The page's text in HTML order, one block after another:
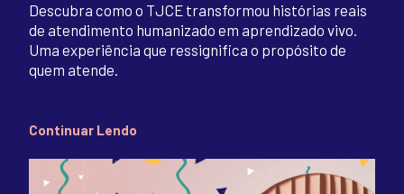
Descubra como o TJCE transformou histórias reais
de atendimento humanizado em aprendizado vivo.
Uma experiência que ressignifica o propósito de
quem atende.
Continuar Lendo